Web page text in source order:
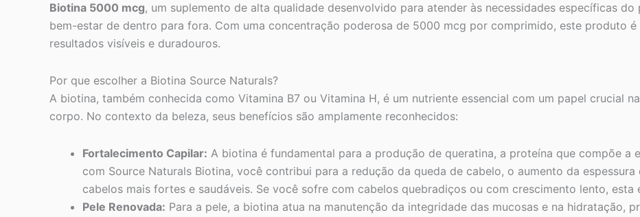
Biotina 5000 mcg, um suplemento de alta qualidade desenvolvido para atender às necessidades específicas
bem-estar de dentro para fora. Com uma concentração poderosa de 5000 mcg por comprimido, este produto
resultados visíveis e duradouros.
Por que escolher a Biotina Source Naturals?
A biotina, também conhecida como Vitamina B7 ou Vitamina H, é um nutriente essencial com um papel crucial
corpo. No contexto da beleza, seus benefícios são amplamente reconhecidos:
Fortalecimento Capilar: A biotina é fundamental para a produção de queratina, a proteína que compõe a
com Source Naturals Biotina, você contribui para a redução da queda de cabelo, o aumento da
cabelos mais fortes e saudáveis. Se você sofre com cabelos quebradiços ou com crescimento lento, esta
Pele Renovada: Para a pele, a biotina atua na manutenção da integridade das mucosas e na hidratação,